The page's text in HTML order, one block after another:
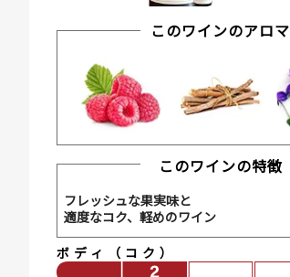
このワインのアロマ
このワインの特徴
フレッシュな果実味と
適度なコク、軽めのワイン
ボディ（コク）